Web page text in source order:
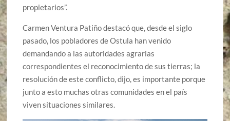
propietarios”.
Carmen Ventura Patiño destacó que, desde el siglo
pasado, los pobladores de Ostula han venido
demandando a las autoridades agrarias
correspondientes el reconocimiento de sus tierras; la
resolución de este conflicto, dijo, es importante porque
junto a esto muchas otras comunidades en el país
viven situaciones similares.